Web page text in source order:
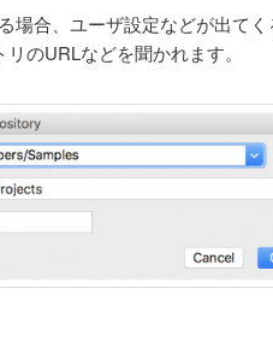
場合、ユーザ設定などが出て
のURLなどを聞かれます。